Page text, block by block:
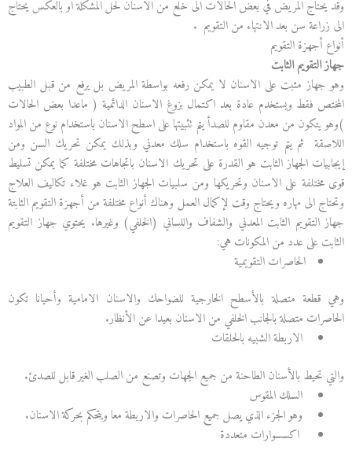
وقد يحتاج المريض في بعض الحالات الى خلع من الاسنان لحل المشكلة او بالعكس يحتاج
الى زراعة سن بعد الانتهاء من التقويم .
أنواع أجهزة التقويم
جهاز التقويم الثابت
وهو جهاز مثبت على الاسنان لا يمكن رفعه بواسطة المريض بل يرفع من قبل الطبيب
المختص فقط ويستخدم عادة بعد اكتمال بزوغ الاسنان الدائمية ( ماعدا بعض الحالات
)وهو يتكون من معدن مقاوم للصدأ يتم تثبيتها على اسطح الاسنان باستخدام نوع من المواد
اللاصقة ثم يتم توجيه القوه باستخدام سلك معدني وبذلك يمكن تحريك السن ومن
إيجابيات الجهاز الثابت هو القدرة على تحريك الاسنان باتجاهات مختلفة كما يمكن تسليط
قوى مختلفة على الاسنان وتحريكها ومن سلبيات الجهاز الثابت هو غلاء تكاليف العلاج
وتحتاج الى مهاره ويحتاج وقت لإكمال العمل وهناك أنواع مختلفة من أجهزة التقويم الثابتة
جهاز التقويم الثابت المعدني والشفاف واللساني (الخلفي) وغيرها. يحتوي جهاز التقويم
الثابت على عدد من المكونات هي:
الحاصرات التقويمية
وهي قطعة متصلة بالأسطح الخارجية للضواحك والاسنان الامامية وأحيانا تكون
الحاصرات متصلة بالجانب الخلفي من الاسنان بعيدا عن الأنظار.
الاربطة الشبيه بالحلقات
والتي تحيط بالأسنان الطاحنة من جميع الجهات وتصنع من الصلب الغير قابل للصدئ.
السلك المقوس
وهو الجزء الذي يصل جميع الحاصرات والاربطة معا ويتحكم بحركة الاسنان.
اكسسوارات متعددة